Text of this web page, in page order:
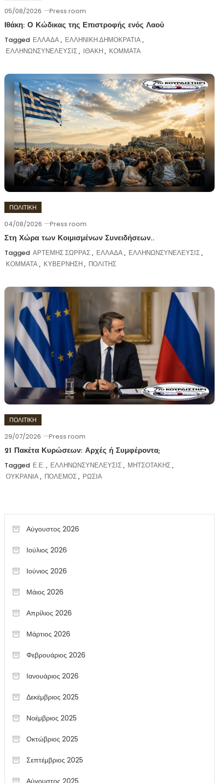
05/08/2026 Press room
Ιθάκη: Ο Κώδικας της Επιστροφής ενός Λαού
Tagged ΕΛΛΑΔΑ, ΕΛΛΗΝΙΚΗ ΔΗΜΟΚΡΑΤΙΑ,
ΕΛΛΗΝΩΝΣΥΝΕΛΕΥΣΙΣ, ΙΘΑΚΗ, ΚΟΜΜΑΤΑ
ΠΟΛΙΤΙΚΗ
04/08/2026 Press room
Στη Χώρα των Κοιμισμένων Συνειδήσεων..
Tagged ΑΡΤΕΜΗΣ ΣΩΡΡΑΣ, ΕΛΛΑΔΑ, ΕΛΛΗΝΩΝΣΥΝΕΛΕΥΣΙΣ,
ΚΟΜΜΑΤΑ, ΚΥΒΕΡΝΗΣΗ, ΠΟΛΙΤΗΣ
ΠΟΛΙΤΙΚΗ
29/07/2026 Press room
21 Πακέτα Κυρώσεων: Αρχές ή Συμφέροντα;
Tagged Ε.Ε. , ΕΛΛΗΝΩΝΣΥΝΕΛΕΥΣΙΣ, ΜΗΤΣΟΤΑΚΗΣ,
ΟΥΚΡΑΝΙΑ, ΠΟΛΕΜΟΣ, ΡΩΣΙΑ
Αύγουστος 2026
Ιούλιος 2026
Ιούνιος 2026
Μάιος 2026
Απρίλιος 2026
Μάρτιος 2026
Φεβρουάριος 2026
Ιανουάριος 2026
Δεκέμβριος 2025
Νοέμβριος 2025
Οκτώβριος 2025
Σεπτέμβριος 2025